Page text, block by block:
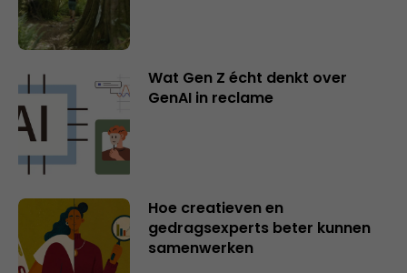
Wat Gen Z écht denkt over
GenAI in reclame
Hoe creatieven en
gedragsexperts beter kunnen
samenwerken